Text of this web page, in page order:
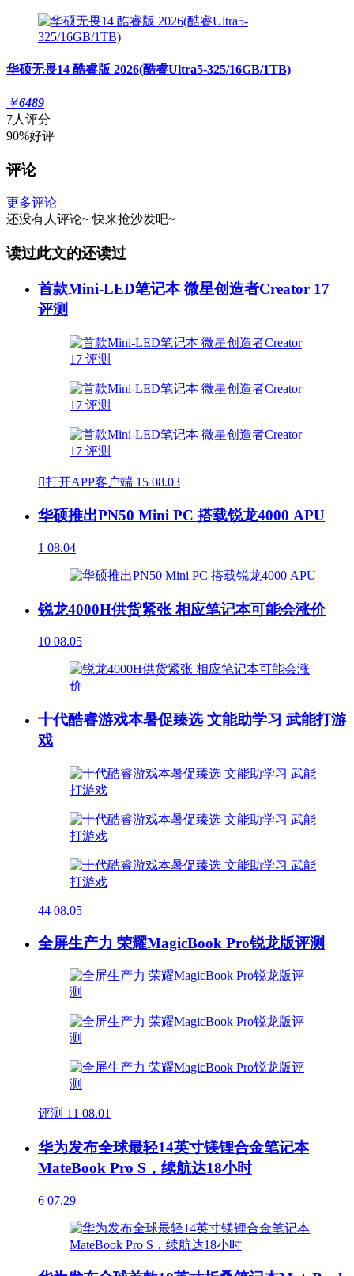
华硕无畏14 酷睿版 2026(酷睿Ultra5-325/16GB/1TB)
￥6489
7人评分
90%好评
评论
更多评论
还没有人评论~ 快来抢沙发吧~
读过此文的还读过
首款Mini-LED笔记本 微星创造者Creator 17
评测
打开APP客户端 15 08.03
华硕推出PN50 Mini PC 搭载锐龙4000 APU
1 08.04
锐龙4000H供货紧张 相应笔记本可能会涨价
10 08.05
十代酷睿游戏本暑促臻选 文能助学习 武能打游
戏
44 08.05
全屏生产力 荣耀MagicBook Pro锐龙版评测
评测 11 08.01
华为发布全球最轻14英寸镁锂合金笔记本
MateBook Pro S，续航达18小时
6 07.29